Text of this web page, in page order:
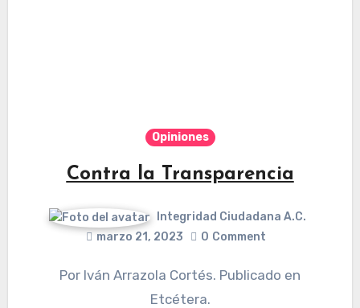
Opiniones
Contra la Transparencia
Integridad Ciudadana A.C.
marzo 21, 2023
0 Comment
Por Iván Arrazola Cortés. Publicado en
Etcétera.